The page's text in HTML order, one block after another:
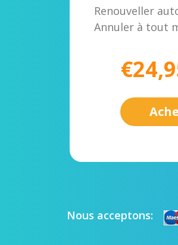
Renouveller
Annuler à tout
Nous acceptons: